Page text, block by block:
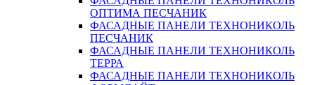
ОПТИМА ПЕСЧАНИК
ФАСАДНЫЕ ПАНЕЛИ ТЕХНОНИКОЛЬ
ПЕСЧАНИК
ФАСАДНЫЕ ПАНЕЛИ ТЕХНОНИКОЛЬ
ТЕРРА
ФАСАДНЫЕ ПАНЕЛИ ТЕХНОНИКОЛЬ